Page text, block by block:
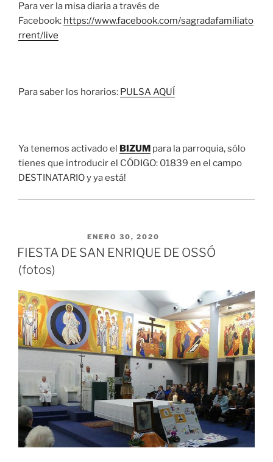
Para ver la misa diaria a través de
Facebook: https://www.facebook.com/sagradafamiliato
rrent/live
Para saber los horarios: PULSA AQUÍ
Ya tenemos activado el BIZUM para la parroquia, sólo
tienes que introducir el CÓDIGO: 01839 en el campo
DESTINATARIO y ya está!
ENERO 30, 2020
FIESTA DE SAN ENRIQUE DE OSSÓ
(fotos)